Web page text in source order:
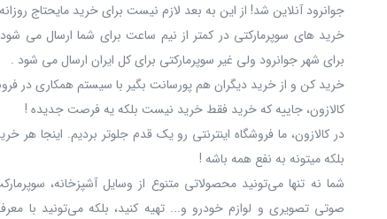
جوانرود آنلاین شد! از این به بعد لازم نیست برای خرید مایحتاج
خرید های سوپرمارکتی در کمتر از نیم ساعت برای شما ارسال می
برای شهر جوانرود ولی غیر سوپرمارکتی برای کل ایران ارسال می شود .
خرید کن و از خرید دیگران هم پورسانت بگیر با سیستم همکاری در
کالازون، جاییه که خرید فقط خرید نیست بلکه یه فرصت جدیده !
در کالازون، ما فروشگاه اینترنتی رو یک قدم جلوتر بردیم. اینجا هر
بلکه میتونه به نفع همه باشه !
شما نه‌ تنها می‌تونید محصولاتی متنوع از وسایل آشپزخانه،
صوتی تصویری و لوازم خودرو و... تهیه کنید، بلکه می‌تونید با